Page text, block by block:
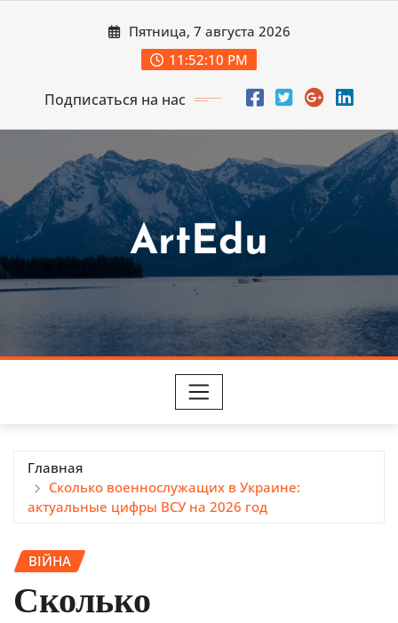
Пятница, 7 августа 2026
11:52:11 PM
Подписаться на нас
ArtEdu
Главная
Сколько военнослужащих в Украине:
актуальные цифры ВСУ на 2026 год
ВІЙНА
Сколько